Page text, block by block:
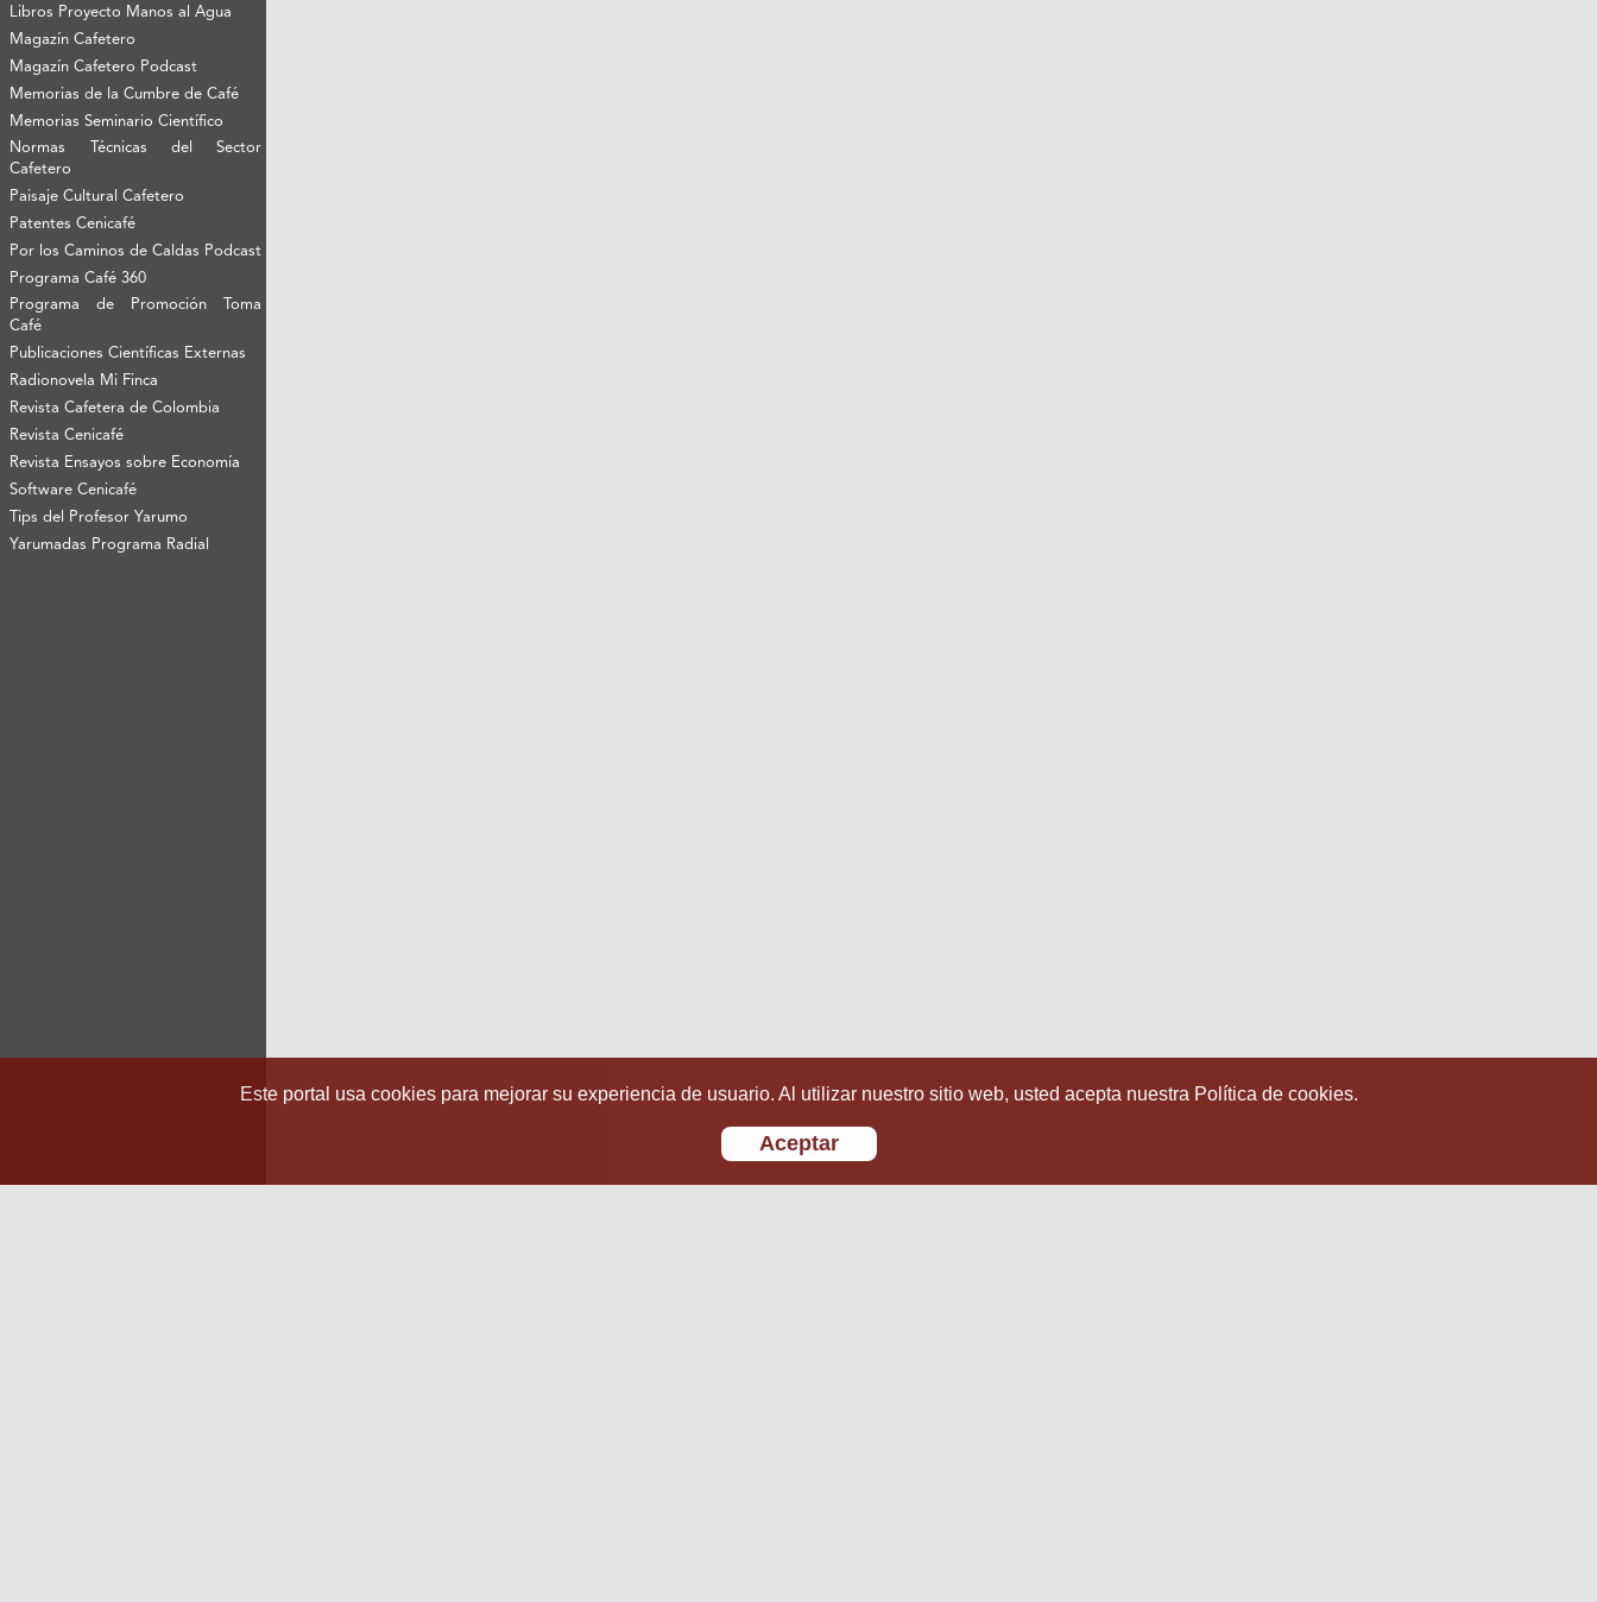
Libros Proyecto Manos al Agua
Magazín Cafetero
Magazín Cafetero Podcast
Memorias de la Cumbre de Café
Memorias Seminario Científico
Normas Técnicas del Sector
Cafetero
Paisaje Cultural Cafetero
Patentes Cenicafé
Por los Caminos de Caldas Podcast
Programa Café 360
Programa de Promoción Toma
Café
Publicaciones Científicas Externas
Radionovela Mi Finca
Revista Cafetera de Colombia
Revista Cenicafé
Revista Ensayos sobre Economía
Software Cenicafé
Tips del Profesor Yarumo
Yarumadas Programa Radial
Este portal usa cookies para mejorar su experiencia de usuario. Al utilizar nuestro sitio web, usted acepta nuestra Política de cookies.
Aceptar